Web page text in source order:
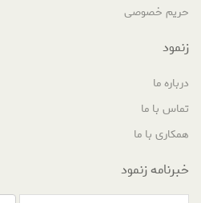
حریم خصوصی
زنمود
درباره ما
تماس با ما
همکاری با ما
خبرنامه زنمود